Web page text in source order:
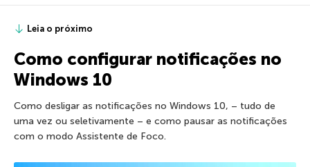
Leia o próximo
Como configurar notificações no
Windows 10
Como desligar as notificações no Windows 10, – tudo de
uma vez ou seletivamente – e como pausar as notificações
com o modo Assistente de Foco.